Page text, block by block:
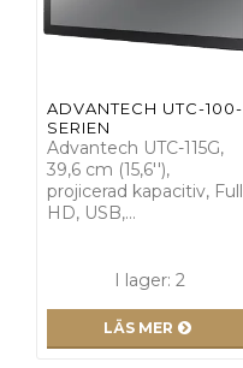
ADVANTECH UTC-100-
SERIEN
Advantech UTC-115G,
39,6 cm (15,6''),
projicerad kapacitiv, Full
HD, USB,…
I lager: 2
LÄS MER